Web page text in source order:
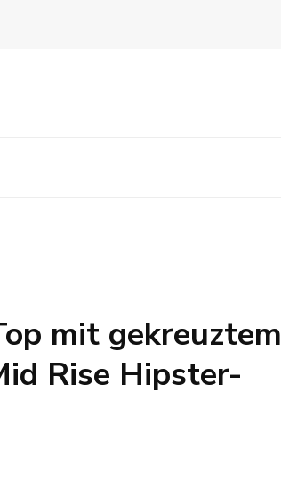
mit gekreuztem
Rise Hipster-